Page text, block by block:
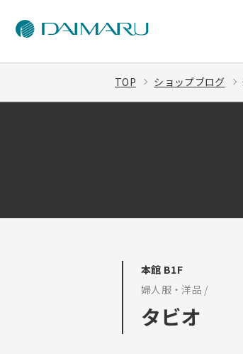
TOP ショップブログ
本館 B1F
婦人服・洋品 /
タビオ